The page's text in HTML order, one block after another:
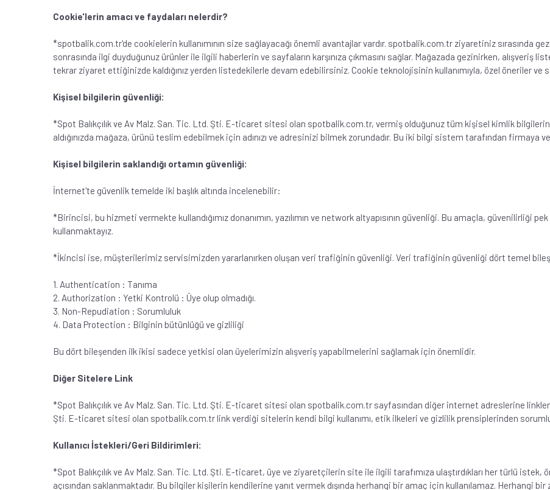
Cookie'lerin amacı ve faydaları nelerdir?
*spotbalik.com.tr'de cookielerin kullanımının size sağlayacağı önemli avantajlar vardır. spotbalik.com.tr ziyaretiniz sırasında
sonrasında ilgi duyduğunuz ürünler ile ilgili haberlerin ve sayfaların karşınıza çıkmasını sağlar. Mağazada gezinirken, alışveriş
tekrar ziyaret ettiğinizde kaldığınız yerden listedekilerle devam edebilirsiniz. Cookie teknolojisinin kullanımıyla, özel öneriler ve
Kişisel bilgilerin güvenliği:
*Spot Balıkçılık ve Av Malz. San. Tic. Ltd. Şti. E-ticaret sitesi olan spotbalik.com.tr, vermiş olduğunuz tüm kişisel kimlik
aldığınızda mağaza, ürünü teslim edebilmek için adınızı ve adresinizi bilmek zorundadır. Bu iki bilgi sistem tarafından firmaya
Kişisel bilgilerin saklandığı ortamın güvenliği:
İnternet'te güvenlik temelde iki başlık altında incelenebilir:
*Birincisi, bu hizmeti vermekte kullandığımız donanımın, yazılımın ve network altyapısının güvenliği. Bu amaçla, güvenilirliği
kullanmaktayız.
*İkincisi ise, müşterilerimiz servisimizden yararlanırken oluşan veri trafiğinin güvenliği. Veri trafiğinin güvenliği dört temel
1. Authentication : Tanıma
2. Authorization : Yetki Kontrolü : Üye olup olmadığı.
3. Non-Repudiation : Sorumluluk
4. Data Protection : Bilginin bütünlüğü ve gizliliği
Bu dört bileşenden ilk ikisi sadece yetkisi olan üyelerimizin alışveriş yapabilmelerini sağlamak için önemlidir.
Diğer Sitelere Link
*Spot Balıkçılık ve Av Malz. San. Tic. Ltd. Şti. E-ticaret sitesi olan spotbalik.com.tr sayfasından diğer internet adreslerine linkler
Şti. E-ticaret sitesi olan spotbalik.com.tr link verdiği sitelerin kendi bilgi kullanımı, etik ilkeleri ve gizlilik prensiplerinden
Kullanıcı İstekleri/Geri Bildirimleri:
*Spot Balıkçılık ve Av Malz. San. Tic. Ltd. Şti. E-ticaret, üye ve ziyaretçilerin site ile ilgili tarafımıza ulaştırdıkları her türlü
açısından saklanmaktadır. Bu bilgiler kişilerin kendilerine yanıt vermek dışında herhangi bir amaç için kullanılamaz. Herhangi